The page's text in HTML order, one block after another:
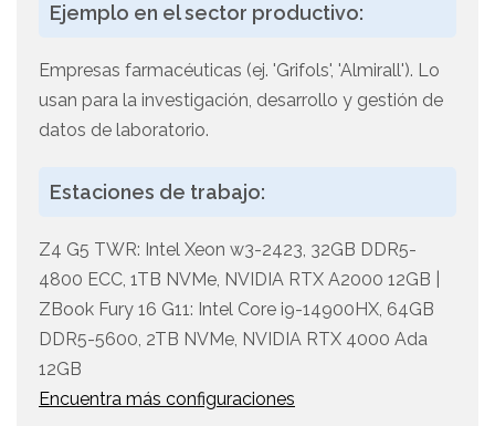
Ejemplo en el sector productivo:
Empresas farmacéuticas (ej. 'Grifols', 'Almirall'). Lo
usan para la investigación, desarrollo y gestión de
datos de laboratorio.
Estaciones de trabajo:
Z4 G5 TWR: Intel Xeon w3-2423, 32GB DDR5-
4800 ECC, 1TB NVMe, NVIDIA RTX A2000 12GB |
ZBook Fury 16 G11: Intel Core i9-14900HX, 64GB
DDR5-5600, 2TB NVMe, NVIDIA RTX 4000 Ada
12GB
Encuentra más configuraciones